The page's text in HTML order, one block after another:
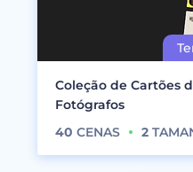
Coleção de Cartões
Fotógrafos
40 CENAS 2